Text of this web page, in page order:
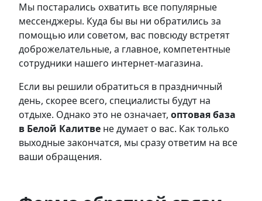
Мы постарались охватить все популярные
мессенджеры. Куда бы вы ни обратились за
помощью или советом, вас повсюду встретят
доброжелательные, а главное, компетентные
сотрудники нашего интернет-магазина.
Если вы решили обратиться в праздничный
день, скорее всего, специалисты будут на
отдыхе. Однако это не означает, оптовая база
в Белой Калитве не думает о вас. Как только
выходные закончатся, мы сразу ответим на все
ваши обращения.